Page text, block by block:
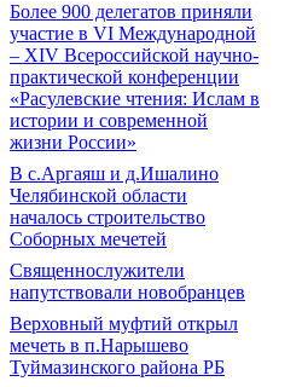
Более 900 делегатов приняли
участие в VI Международной
– ХIV Всероссийской научно-
практической конференции
«Расулевские чтения: Ислам в
истории и современной
жизни России»
В с.Аргаяш и д.Ишалино
Челябинской области
началось строительство
Соборных мечетей
Священнослужители
напутствовали новобранцев
Верховный муфтий открыл
мечеть в п.Нарышево
Туймазинского района РБ